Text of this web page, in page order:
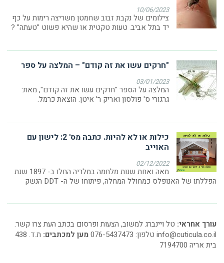
10/06/2023
צילומים של נקבת זבוב שחמטן משריצה רימות על כף
יד בתל אביב. טעות טקטית או שהיא פשוט "טעתה" ?
"חרקים עשו את זה קודם" – המלצה על ספר
03/01/2023
המלצה על הספר "חרקים עשו את זה קודם", מאת:
גרגורי ס' פולסון ואריק ר' איטן. הוצאת כרמל.
כילות או לא להיות. כתבה מס' 2: לישון עם
האוייב
02/12/2022
מאה ואחת שנות מלחמה במלריה החלו ב- 1897 שנת
הפללתו של האנופלס כמחולל המחלה, פיתוחו של ה- DDT הנשק
עורך אחראי: טל ויינברג למשוב, הצעות ופרסום בכתב העת צרו קשר:
info@cuticula.co.il טלפון: 076-5437473 מען למכתבים:
ת.ד. 438
בית אריה 7194700